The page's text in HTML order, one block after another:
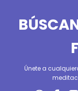
Únete a